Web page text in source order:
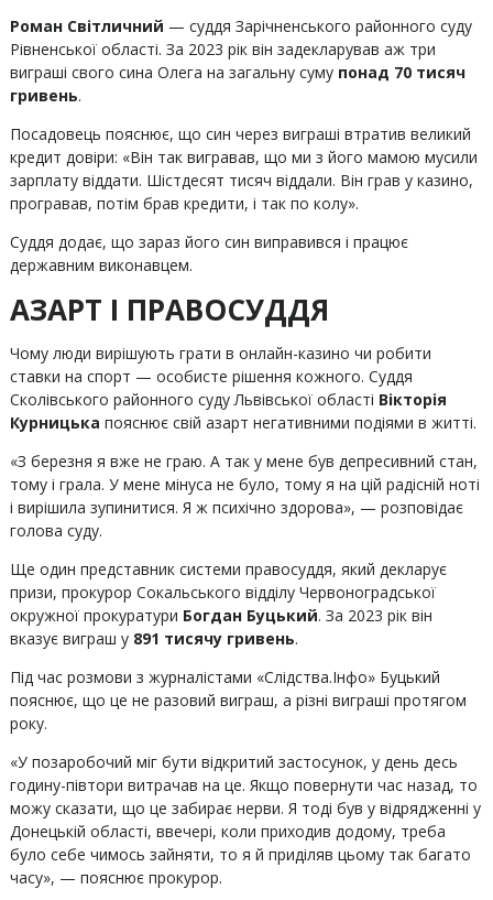
Роман Світличний — суддя Зарічненського районного суду
Рівненської області. За 2023 рік він задекларував аж три
виграші свого сина Олега на загальну суму понад 70 тисяч
гривень.
Посадовець пояснює, що син через виграші втратив великий
кредит довіри: «Він так вигравав, що ми з його мамою мусили
зарплату віддати. Шістдесят тисяч віддали. Він грав у казино,
програвав, потім брав кредити, і так по колу».
Суддя додає, що зараз його син виправився і працює
державним виконавцем.
АЗАРТ І ПРАВОСУДДЯ
Чому люди вирішують грати в онлайн-казино чи робити
ставки на спорт — особисте рішення кожного. Суддя
Сколівського районного суду Львівської області Вікторія
Курницька пояснює свій азарт негативними подіями в житті.
«З березня я вже не граю. А так у мене був депресивний стан,
тому і грала. У мене мінуса не було, тому я на цій радісній ноті
і вирішила зупинитися. Я ж психічно здорова», — розповідає
голова суду.
Ще один представник системи правосуддя, який декларує
призи, прокурор Сокальського відділу Червоноградської
окружної прокуратури Богдан Буцький. За 2023 рік він
вказує виграш у891 тисячу гривень.
Під час розмови з журналістами «Слідства.Інфо» Буцький
пояснює, що це не разовий виграш, а різні виграші протягом
року.
«У позаробочий міг бути відкритий застосунок, у день десь
годину-півтори витрачав на це. Якщо повернути час назад, то
можу сказати, що це забирає нерви. Я тоді був у відрядженні у
Донецькій області, ввечері, коли приходив додому, треба
було себе чимось зайняти, то я й приділяв цьому так багато
часу», — пояснює прокурор.